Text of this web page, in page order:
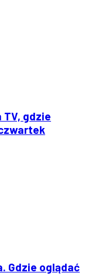
TV, gdzie
Gdzie oglądać